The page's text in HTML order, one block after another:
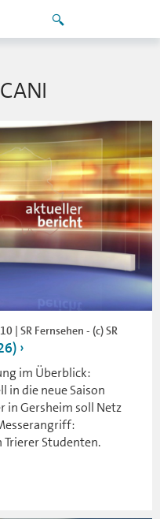
| SR Fernsehen - (c) SR
im Überblick:
die neue Saison
in Gersheim soll Netz
Studenten.